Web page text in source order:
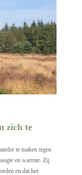
zich te
te maken tegen
en warmte. Zij
en dat het